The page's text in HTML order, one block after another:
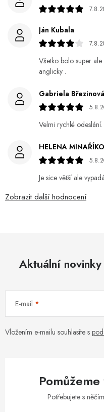
Ján Kubala
Všetko bolo super
anglicky .
Gabriela
Velmi rychlé
HELENA
Je sice větší ale
Zobrazit další hodnocení
Aktuální
E-mail
Vložením e-mailu souhlasíte s
Potřebujete s